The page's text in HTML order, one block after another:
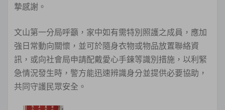
摯感謝。
文山第一分局呼籲，家中如有需特別照護之成員，應加
強日常動向關懷，並可於隨身衣物或物品放置聯絡資
訊，或向社會局申請配戴愛心手鍊等識別措施，以利緊
急情況發生時，警方能迅速辨識身分並提供必要協助，
共同守護民眾安全。